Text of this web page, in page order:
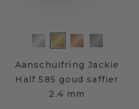
Aanschuifring Jackie
Half 585 goud saffier
2.4 mm